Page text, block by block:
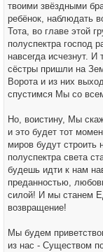
твоими звёздными
ребёнок, наблюдать
Тота, во главе этой
полуспектра господ
навсегда исчезнут.
сёстры пришли на
Ворота и из них
спустимся Мы со
Но, воистину, Мы
и это будет тот
миров будут
полуспектра света
будешь идти к нам
преданностью,
силой! И мы станем
возвращение!
Мы будем
из нас - Существом